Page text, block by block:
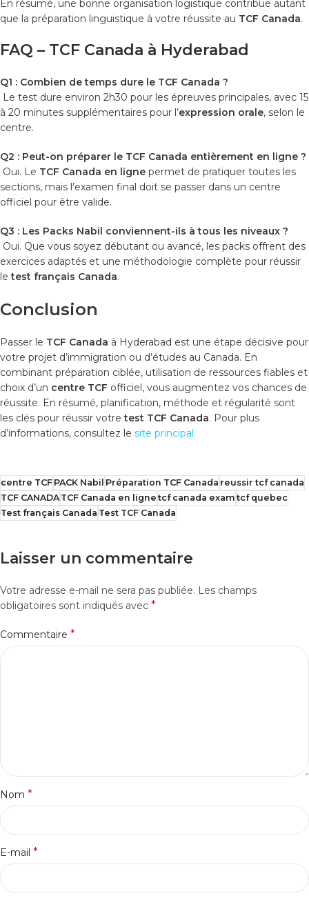
En résumé, une bonne organisation logistique contribue autant
que la préparation linguistique à votre réussite au TCF Canada.
FAQ – TCF Canada à Hyderabad
Q1 : Combien de temps dure le TCF Canada ?
Le test dure environ 2h30 pour les épreuves principales, avec 15
à 20 minutes supplémentaires pour l’expression orale, selon le
centre.
Q2 : Peut-on préparer le TCF Canada entièrement en ligne ?
Oui. Le TCF Canada en ligne permet de pratiquer toutes les
sections, mais l’examen final doit se passer dans un centre
officiel pour être valide.
Q3 : Les Packs Nabil conviennent-ils à tous les niveaux ?
Oui. Que vous soyez débutant ou avancé, les packs offrent des
exercices adaptés et une méthodologie complète pour réussir
letest français Canada.
Conclusion
Passer le TCF Canada à Hyderabad est une étape décisive pour
votre projet d’immigration ou d’études au Canada. En
combinant préparation ciblée, utilisation de ressources fiables et
choix d’un centre TCF officiel, vous augmentez vos chances de
réussite. En résumé, planification, méthode et régularité sont
les clés pour réussir votretest TCF Canada. Pour plus
d’informations, consultez le site principal.
centre TCFPACK Nabil Préparation TCF Canada reussir tcf canada
TCF CANADATCF Canada en ligne tcf canada exam tcf quebec
Test français Canada Test TCF Canada
Laisser un commentaire
Votre adresse e-mail ne sera pas publiée. Les champs
obligatoires sont indiqués avec *
Commentaire *
Nom *
E-mail *